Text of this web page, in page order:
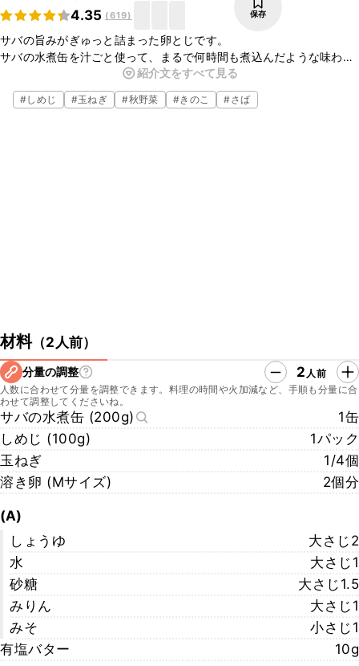
4.35 (619) 保存
サバの旨みがぎゅっと詰まった卵とじです。
サバの水煮缶を汁ごと使って、まるで何時間も煮込んだような味わい
ごはんのお供にはもちろんのこと、お酒のおつまみにもピッタリの一
品です。
紹介文をすべて見る
#しめじ #玉ねぎ #秋野菜 #きのこ #さば
材料（2人前）
分量の調整 2 人前
人数に合わせて分量を調整できます。料理の時間や火加減など、手順も分量に合
わせて調整してくださいね。
サバの水煮缶 (200g)
1缶
しめじ (100g)
1パック
玉ねぎ
1/4個
溶き卵 (Mサイズ)
2個分
(A)
しょうゆ
大さじ2
水
大さじ1
砂糖
大さじ1.5
みりん
大さじ1
みそ
小さじ1
有塩バター
10g